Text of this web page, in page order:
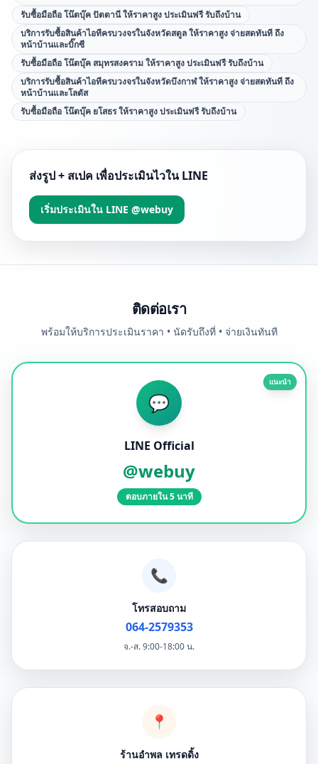
รับซื้อมือถือ โน๊ตบุ๊ค ปัตตานี ให้ราคาสูง ประเมินฟรี รับถึงบ้าน
บริการรับซื้อสินค้าไอทีครบวงจรในจังหวัดสตูล ให้ราคาสูง จ่ายสดทันที ถึง
หน้าบ้านและบิ๊กซี
รับซื้อมือถือ โน๊ตบุ๊ค สมุทรสงคราม ให้ราคาสูง ประเมินฟรี รับถึงบ้าน
บริการรับซื้อสินค้าไอทีครบวงจรในจังหวัดบึงกาฬ ให้ราคาสูง จ่ายสดทันที ถึง
หน้าบ้านและโลตัส
รับซื้อมือถือ โน๊ตบุ๊ค ยโสธร ให้ราคาสูง ประเมินฟรี รับถึงบ้าน
ส่งรูป + สเปค เพื่อประเมินไวใน LINE
เริ่มประเมินใน LINE @webuy
ติดต่อเรา
พร้อมให้บริการประเมินราคา • นัดรับถึงที่ • จ่ายเงินทันที
แนะนำ
💬
LINE Official
@webuy
ตอบภายใน 5 นาที
📞
โทรสอบถาม
064-2579353
จ.-ส. 9:00-18:00 น.
📍
ร้านอำพล เทรดดิ้ง